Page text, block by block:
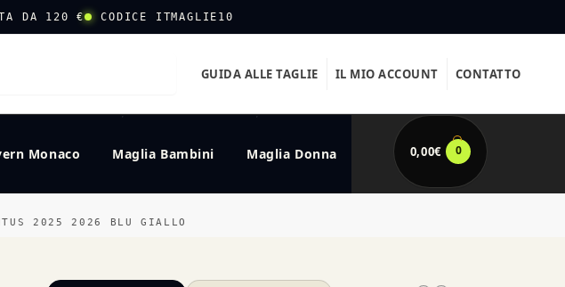
DA 120 € CODICE ITMAGLIE10
GUIDA ALLE TAGLIE IL MIO ACCOUNT CONTATTO
Monaco Maglia Bambini Maglia Donna 0,00€ 0
2025 2026 BLU GIALLO